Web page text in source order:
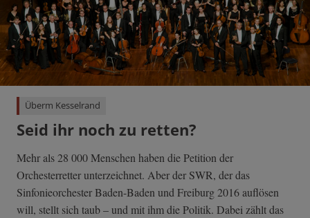
Überm Kesselrand
Seid ihr noch zu retten?
Mehr als 28 000 Menschen haben die Petition der
Orchesterretter unterzeichnet. Aber der SWR, der das
Sinfonieorchester Baden-Baden und Freiburg 2016 auflösen
will, stellt sich taub – und mit ihm die Politik. Dabei zählt das